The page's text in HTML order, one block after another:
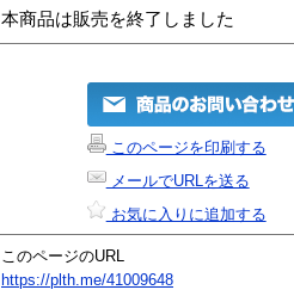
本商品は販売を終了しました
このページを印刷する
メールでURLを送る
お気に入りに追加する
このページのURL
https://plth.me/41009648